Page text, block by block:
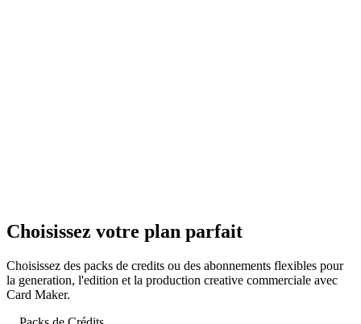
Choisissez votre plan parfait
Choisissez des packs de credits ou des abonnements flexibles pour
la generation, l'edition et la production creative commerciale avec
Card Maker.